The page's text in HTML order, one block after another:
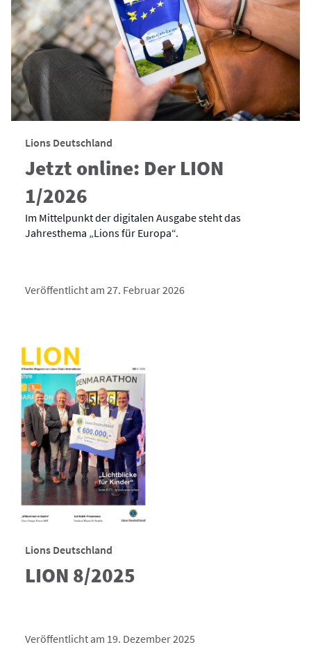
Lions Deutschland
Jetzt online: Der LION
1/2026
Im Mittelpunkt der digitalen Ausgabe steht das
Jahresthema „Lions für Europa“.
Veröffentlicht am 27. Februar 2026
Lions Deutschland
LION 8/2025
Veröffentlicht am 19. Dezember 2025